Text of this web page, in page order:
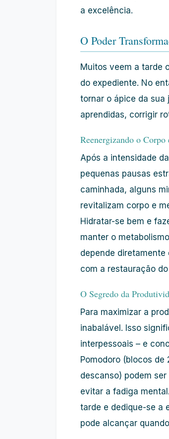
a excelência.
O Poder
Muitos veem a tarde
do expediente. No
tornar o ápice da sua
aprendidas, corrigir
Reenergizando o
Após a intensidade
pequenas pausas
caminhada, alguns
revitalizam corpo e
Hidratar-se bem e
manter o
depende
com a restauração
O Segredo da
Para maximizar a
inabalável. Isso
interpessoais – e
Pomodoro (blocos
descanso) podem
evitar a fadiga
tarde e dedique-se a
pode alcançar